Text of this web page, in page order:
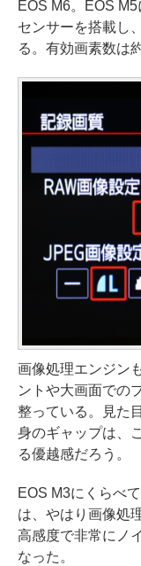
EOS M6。EOS
センサーを搭載し
る。有効画素数は
画像処理エンジン
ントや大画面での
整っている。見た
身のギャップは、
る優越感だろう。
EOS M3にくらべ
は、やはり画像処
高感度で非常にノ
なった。